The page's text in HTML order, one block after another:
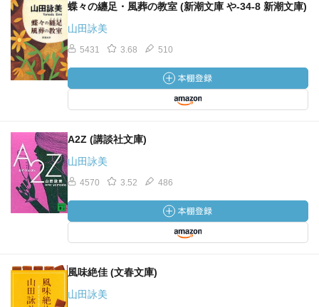
蝶々の纏足・風葬の教室 (新潮文庫 や-34-8 新潮文庫)
山田詠美
5431 3.68 510
A2Z (講談社文庫)
山田詠美
4570 3.52 486
風味絶佳 (文春文庫)
山田詠美